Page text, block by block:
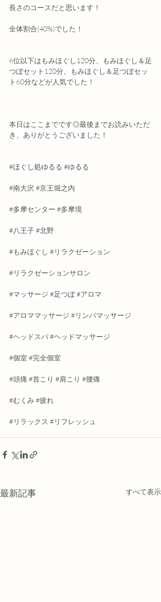
長さのコースだと思います！
全体割合(40%)でした！
6位以下はもみほぐし120分、もみほぐし＆足
つぼセット120分、もみほぐし＆足つぼセッ
ト60分などが人気でした！
本日はここまでです◎最後までお読みいただ
き、ありがとうございました！
#ほぐし処ゆるる #ゆるる
#南大沢 #京王堀之内
#多摩センター #多摩境
#八王子#北野
#もみほぐし #リラクゼーション
#リラクゼーションサロン
#マッサージ #足つぼ#アロマ
#アロママッサージ #リンパマッサージ
#ヘッドスパ#ヘッドマッサージ
#個室 #完全個室
#頭痛 #首こり #肩こり #腰痛
#むくみ #疲れ
#リラックス #リフレッシュ
最新記事 すべて表示